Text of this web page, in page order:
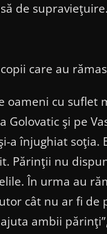
de supravieţuire.
care au
oameni cu suflet
Golovatic şi pe
a înjughiat soţia.
Părinţii nu
În urma au
cât nu ar fi
ambii